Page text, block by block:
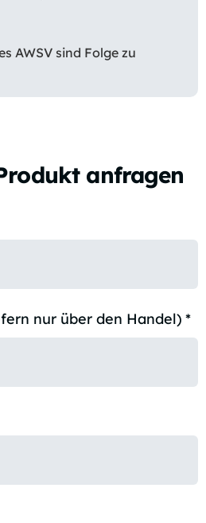
AWSV sind Folge zu
anfragen
nur über den Handel) *